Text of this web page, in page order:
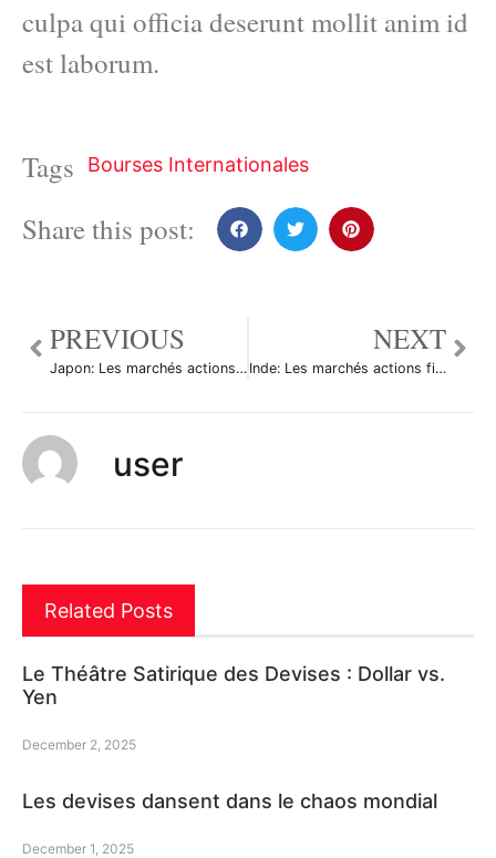
culpa qui officia deserunt mollit anim id
est laborum.
Tags Bourses Internationales
Share this post:
PREVIOUS
Japon: Les marchés actions finissent en hausse; l’indice Nikkei 225 gagne 3,88%
NEXT
Inde: Les marchés actions finissent en hausse; l’indice Nifty 50 gagne 0,47%
user
Related Posts
Le Théâtre Satirique des Devises : Dollar vs.
Yen
December 2, 2025
Les devises dansent dans le chaos mondial
December 1, 2025